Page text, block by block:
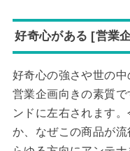
好奇心がある [営業
好奇心の強さや世の中
営業企画向きの素質
ンドに左右されます
か、なぜこの商品が